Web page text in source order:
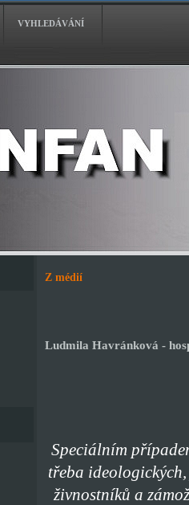
VYHLEDÁVÁNÍ
Z médií
Ludmila Havránková -
Speciálním
třeba
živnostníků a